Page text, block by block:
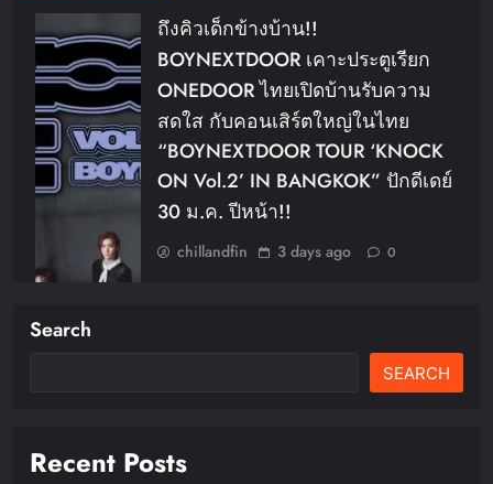
ถึงคิวเด็กข้างบ้าน!!
BOYNEXTDOOR เคาะประตูเรียก
ONEDOOR ไทยเปิดบ้านรับความ
สดใส กับคอนเสิร์ตใหญ่ในไทย
“BOYNEXTDOOR TOUR ‘KNOCK
ON Vol.2’ IN BANGKOK” ปักดีเดย์
30 ม.ค. ปีหน้า!!
chillandfin 3 days ago 0
Search
SEARCH
Recent Posts